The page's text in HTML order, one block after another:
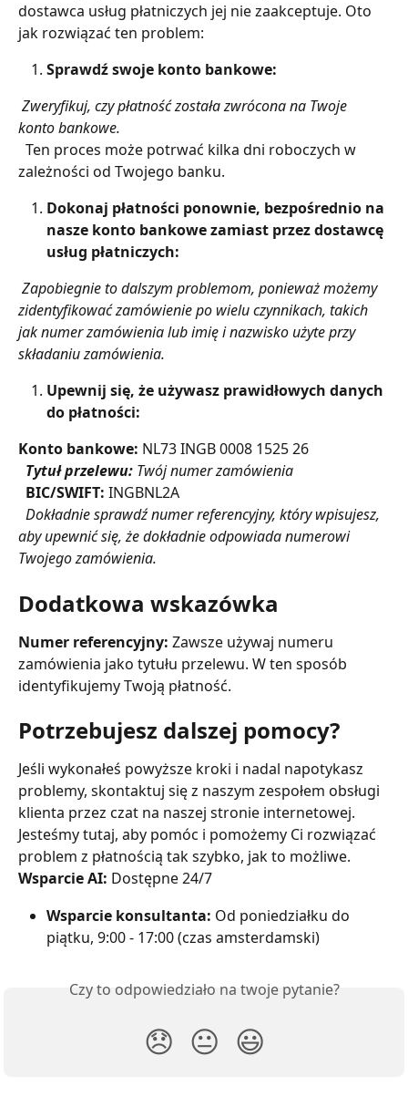
dostawca usług płatniczych jej nie zaakceptuje. Oto
jak rozwiązać ten problem:
Sprawdź swoje konto bankowe:
konto bankowe.
Ten proces może potrwać kilka dni roboczych w
zależności od Twojego banku.
Dokonaj płatności ponownie, bezpośrednio na
nasze konto bankowe zamiast przez dostawcę
usług płatniczych:
zidentyfikować zamówienie po wielu czynnikach, takich
jak numer zamówienia lub imię i nazwisko użyte przy
składaniu zamówienia.
Upewnij się, że używasz prawidłowych danych
do płatności:
Konto bankowe: NL73 INGB 0008 1525 26
Tytuł przelewu: Twój numer zamówienia
BIC/SWIFT: INGBNL2A
Dokładnie sprawdź numer referencyjny, który wpisujesz,
aby upewnić się, że dokładnie odpowiada numerowi
Twojego zamówienia.
Dodatkowa wskazówka
Numer referencyjny: Zawsze używaj numeru
zamówienia jako tytułu przelewu. W ten sposób
identyfikujemy Twoją płatność.
Potrzebujesz dalszej pomocy?
Jeśli wykonałeś powyższe kroki i nadal napotykasz
problemy, skontaktuj się z naszym zespołem obsługi
klienta przez czat na naszej stronie internetowej.
Jesteśmy tutaj, aby pomóc i pomożemy Ci rozwiązać
problem z płatnością tak szybko, jak to możliwe.
Wsparcie AI: Dostępne 24/7
Wsparcie konsultanta: Od poniedziałku do
piątku, 9:00 - 17:00 (czas amsterdamski)
Czy to odpowiedziało na twoje pytanie?
😞 😐 😃